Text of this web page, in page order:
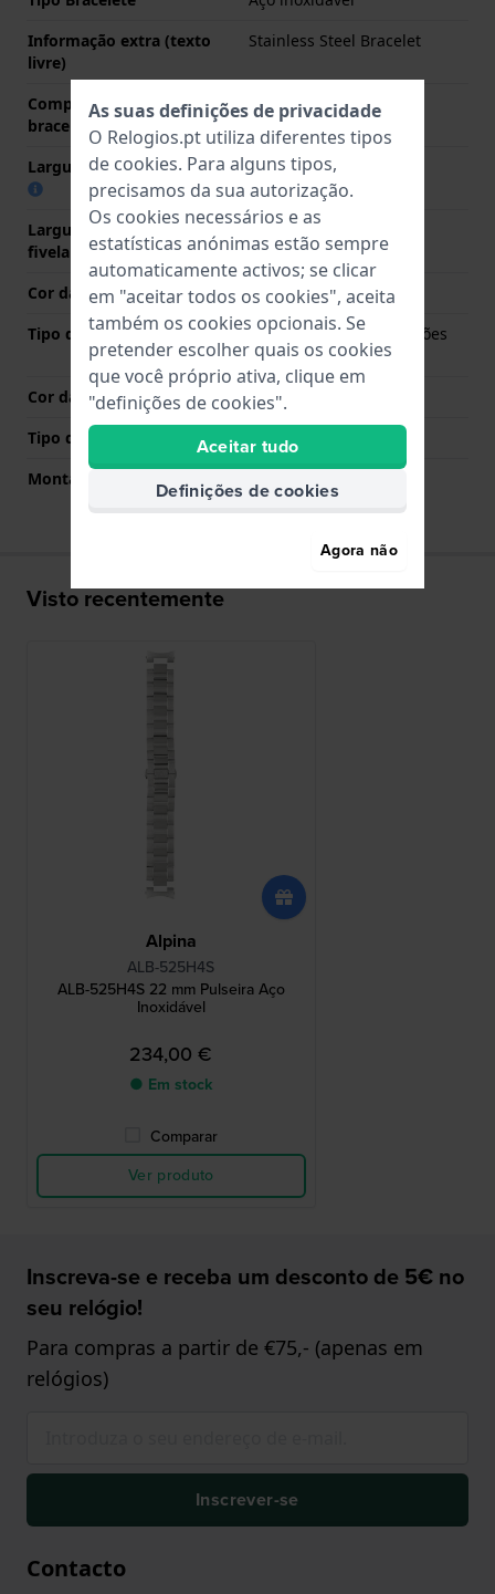
Informação extra (texto
livre)
Stainless Steel Bracelet
Comprimento do pino (da
bracelete)
22 mm
Largura das extremidades 22 mm
Largura da bracelete na
fivela
22 mm
Cor da bracelete
Prata
Tipo de Fecho
Fivela butterfly com botões
de pressão
Cor da fivela
Prata
Tipo de montagem
Pinos de pressão
Montagem Reta
Visto recentemente
Alpina
ALB-525H4S
ALB-525H4S 22 mm Pulseira Aço
Inoxidável
234,00 €
● Em stock
Comparar
Ver produto
Inscreva-se e receba um desconto de 5€ no
seu relógio!
Para compras a partir de €75,- (apenas em
relógios)
Inscrever-se
Contacto
As suas definições de privacidade
O Relogios.pt utiliza diferentes tipos
de cookies. Para alguns tipos,
precisamos da sua autorização.
Os cookies necessários e as
estatísticas anónimas estão sempre
automaticamente activos; se clicar
em "aceitar todos os cookies", aceita
também os cookies opcionais. Se
pretender escolher quais os cookies
que você próprio ativa, clique em
"definições de cookies".
Aceitar tudo
Definições de cookies
Agora não